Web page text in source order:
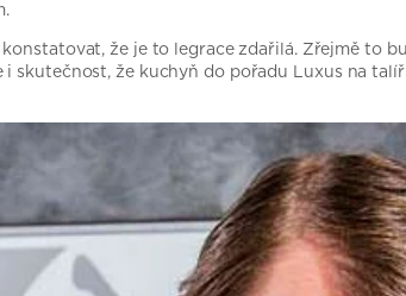
že je to legrace zdařilá. Zřejmě to
skutečnost, že kuchyň do pořadu Luxus na